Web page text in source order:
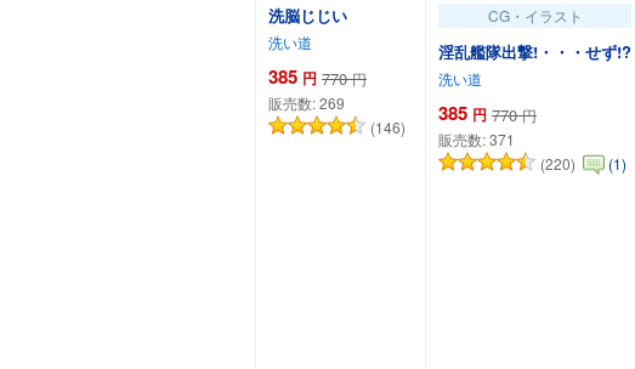
洗脳じじい
洗い道
385 円 770 円
販売数:269
(146)
CG・イラスト
淫乱艦隊出撃!・・・せず!?
洗い道
385 円 770 円
販売数:371
(220)
(1)